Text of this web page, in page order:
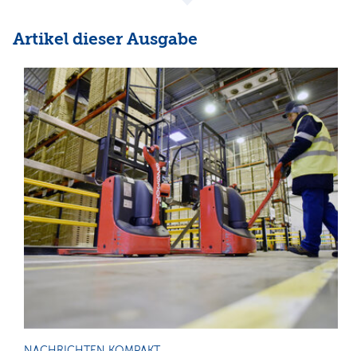
Artikel dieser Ausgabe